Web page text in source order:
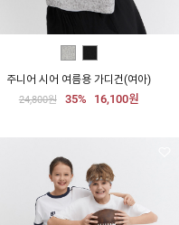
주니어 시어 여름용 가디건(여아)
24,800원 35% 16,100원